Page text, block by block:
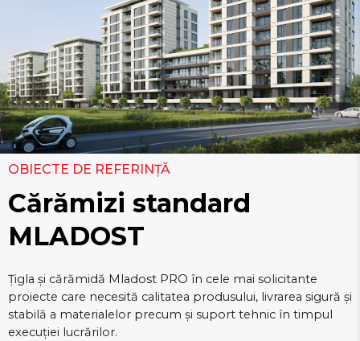
OBIECTE DE REFERINȚĂ
Cărămizi standard
MLADOST
Țigla și cărămidă Mladost PRO în cele mai solicitante
proiecte care necesită calitatea produsului, livrarea sigură și
stabilă a materialelor precum și suport tehnic în timpul
execuției lucrărilor.